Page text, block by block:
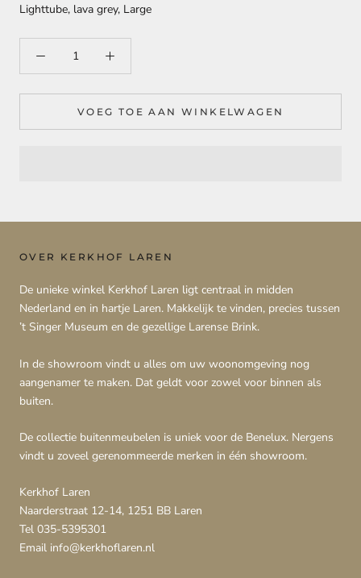
Lighttube, lava grey, Large
VOEG TOE AAN WINKELWAGEN
OVER KERKHOF LAREN
De unieke winkel Kerkhof Laren ligt centraal in midden
Nederland en in hartje Laren. Makkelijk te vinden, precies tussen
’t Singer Museum en de gezellige Larense Brink.
In de showroom vindt u alles om uw woonomgeving nog
aangenamer te maken. Dat geldt voor zowel voor binnen als
buiten.
De collectie buitenmeubelen is uniek voor de Benelux. Nergens
vindt u zoveel gerenommeerde merken in één showroom.
Kerkhof Laren
Naarderstraat 12-14, 1251 BB Laren
Tel 035-5395301
Email info@kerkhoflaren.nl